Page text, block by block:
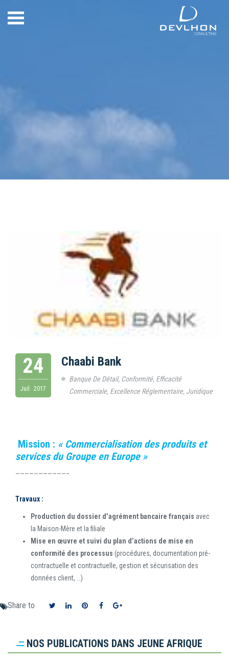
24
Juil. 2017
Chaabi Bank
Banque De Détail, Conformité, Efficacité
Commerciale, Excellence Réglementaire, Juridique
Mission : « Commercialisation des produits et
services du Groupe en Europe »
———————————–
Travaux :
Production du dossier d’agrément bancaire français avec
la Maison-Mère et la filiale
Mise en œuvre et suivi du plan d’actions de mise en
conformité des processus (procédures, documentation pré-
contractuelle et contractuelle, gestion et sécurisation des
données client, …)
Share to
NOS PUBLICATIONS DANS JEUNE AFRIQUE